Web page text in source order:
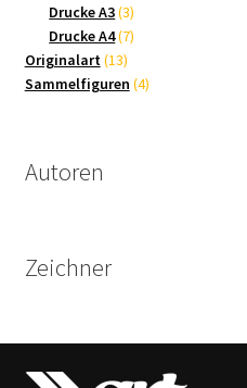
Drucke A3 33
Produkte
Drucke A4 77
Originalart 1313
Produkte
Sammelfiguren 44
Autoren
Zeichner